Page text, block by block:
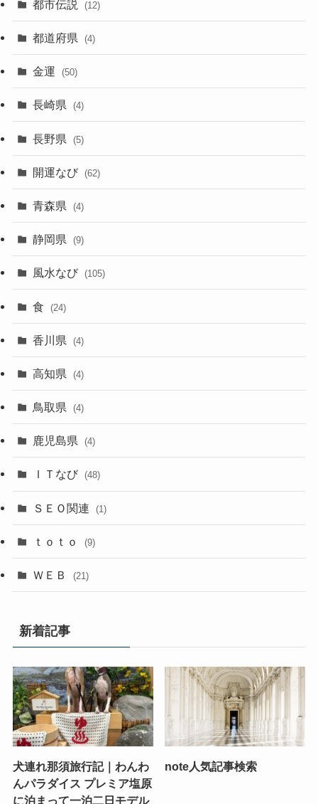
都市伝説 (12)
都道府県 (4)
金運 (50)
長崎県 (4)
長野県 (5)
開運なび (62)
青森県 (4)
静岡県 (9)
風水なび (105)
食 (24)
香川県 (4)
高知県 (4)
鳥取県 (4)
鹿児島県 (4)
ＩＴなび (48)
ＳＥＯ関連 (1)
ｔｏｔｏ (9)
ＷＥＢ (21)
新着記事
犬連れ那須旅行記｜わんわ
んパラダイス プレミア塩原
に泊まって一泊二日モデル
note人気記事検索